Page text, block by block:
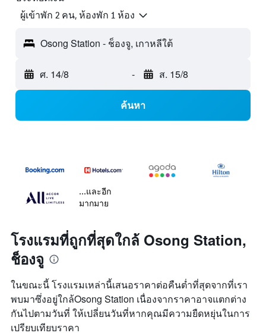
ผู้เข้าพัก 2 คน, ห้องพัก 1 ห้อง
Osong Station - ช็องจู, เกาหลีใต้
ศ. 14/8 - ส. 15/8
ค้นหา
...และอีก
มากมาย
โรงแรมที่ถูกที่สุดใกล้ Osong Station,
ช็องจู
ในขณะนี้ โรงแรมเหล่านี้เสนอราคาต่อคืนต่ำที่สุดจากที่เรา
พบมาซึ่งอยู่ใกล้Osong Station เนื่องจากราคาอาจแตกต่าง
กันไปตามวันที่ ให้เปลี่ยนวันที่หากคุณมีความยืดหยุ่นในการ
เปรียบเทียบราคา